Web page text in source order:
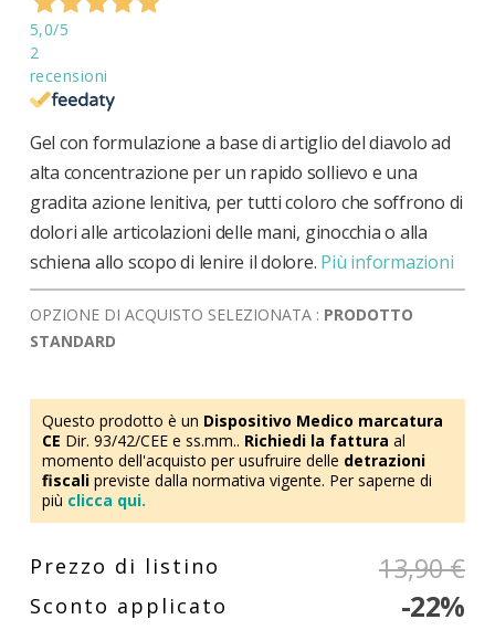
immagini
5,0/5
2
recensioni
Gel con formulazione a base di artiglio del diavolo ad
alta concentrazione per un rapido sollievo e una
gradita azione lenitiva, per tutti coloro che soffrono di
dolori alle articolazioni delle mani, ginocchia o alla
schiena allo scopo di lenire il dolore. Più informazioni
OPZIONE DI ACQUISTO SELEZIONATA : PRODOTTO
STANDARD
Questo prodotto è un Dispositivo Medico marcatura
CE Dir. 93/42/CEE e ss.mm.. Richiedi la fattura al
momento dell'acquisto per usufruire delle detrazioni
fiscalipreviste dalla normativa vigente. Per saperne di
più clicca qui.
13,90 €
-22%